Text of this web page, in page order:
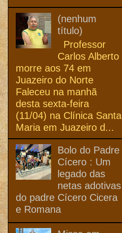
(nenhum
título)
Professor
Carlos Alberto
morre aos 74 em
Juazeiro do Norte
Faleceu na manhã
desta sexta-feira
(11/04) na Clínica Santa
Maria em Juazeiro d...
Bolo do Padre
Cícero : Um
legado das
netas adotivas
do padre Cícero Cicera
e Romana